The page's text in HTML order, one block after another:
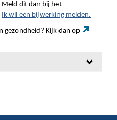
Meld dit dan bij het
Ik wil een bijwerking melden.
gezondheid? Kijk dan op